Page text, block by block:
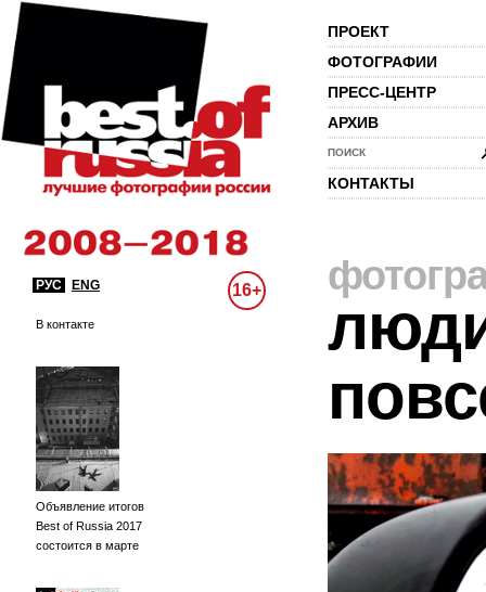
ПРОЕКТ
ФОТОГРАФИИ
ПРЕСС-ЦЕНТР
АРХИВ
ПОИСК
КОНТАКТЫ
РУС ENG 16+
В контакте
Объявление итогов
Best of Russia 2017
состоится в марте